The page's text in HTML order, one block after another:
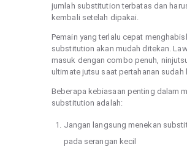
jumlah substitution terbatas dan
kembali setelah dipakai.
Pemain yang terlalu cepat
substitution akan mudah ditekan.
masuk dengan combo penuh,
ultimate jutsu saat pertahanan sudah
Beberapa kebiasaan penting dalam
substitution adalah:
Jangan langsung menekan
pada serangan kecil